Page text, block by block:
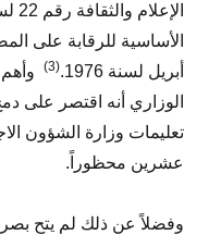
أبريل لسنة 1976.
(3)
الوزاري أنه اقتصر على
تعليمات وزارة الشؤون
عشرين محظوراً.
وفضلاً عن ذلك لم يتح